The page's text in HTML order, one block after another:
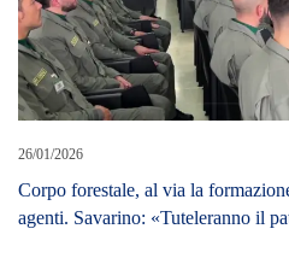
26/01/2026
Corpo forestale, al via la
agenti. Savarino: «Tuteleranno il